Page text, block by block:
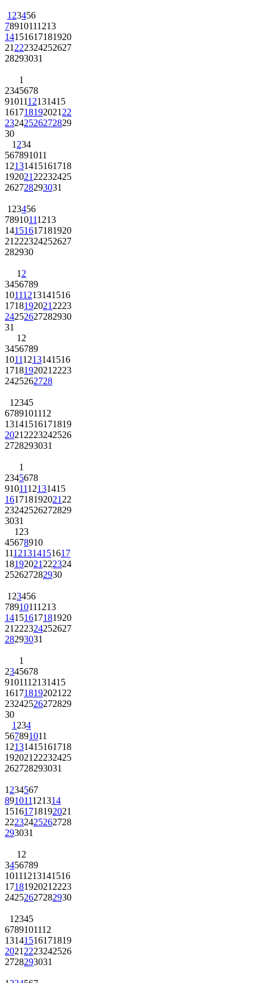
123456
78910111213
14151617181920
21222324252627
28293031
1
2345678
9101112131415
16171819202122
23242526272829
30
1234
567891011
12131415161718
19202122232425
262728293031
123456
78910111213
14151617181920
21222324252627
282930
12
3456789
10111213141516
17181920212223
24252627282930
31
12
3456789
10111213141516
17181920212223
2425262728
12345
6789101112
13141516171819
20212223242526
2728293031
1
2345678
9101112131415
16171819202122
23242526272829
3031
123
45678910
11121314151617
18192021222324
252627282930
123456
78910111213
14151617181920
21222324252627
28293031
1
2345678
9101112131415
16171819202122
23242526272829
30
1234
567891011
12131415161718
19202122232425
262728293031
1234567
891011121314
15161718192021
22232425262728
293031
12
3456789
10111213141516
17181920212223
24252627282930
12345
6789101112
13141516171819
20212223242526
2728293031